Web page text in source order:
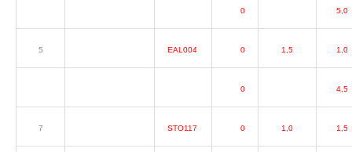
0 5,0
5 EAL004 0 1,5 1,0
0 4,5
7 STO117 0 1,0 1,5